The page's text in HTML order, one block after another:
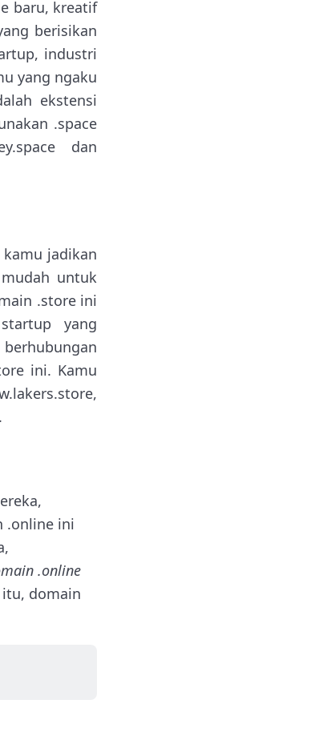
baru, kreatif
berisikan
industri
yang ngaku
ekstensi
.space
dan
jadikan
untuk
.store ini
yang
ini. Kamu
.online ini
.online
domain